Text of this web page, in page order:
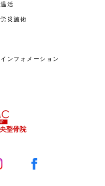
温活
労災施術
インフォメーション